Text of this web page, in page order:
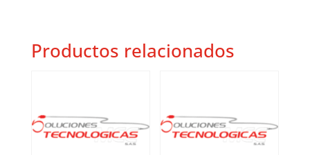
Productos relacionados